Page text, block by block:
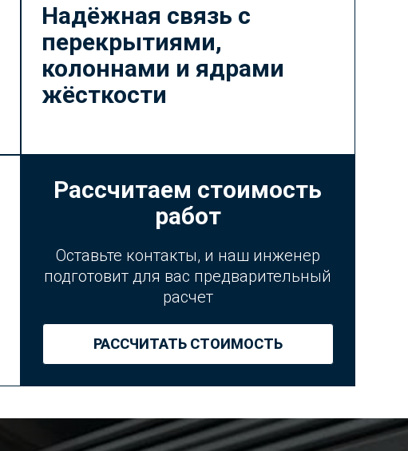
Надёжная связь с
перекрытиями,
колоннами и ядрами
жёсткости
Рассчитаем стоимость
работ
Оставьте контакты, и наш инженер
подготовит для вас предварительный
расчет
РАССЧИТАТЬ СТОИМОСТЬ